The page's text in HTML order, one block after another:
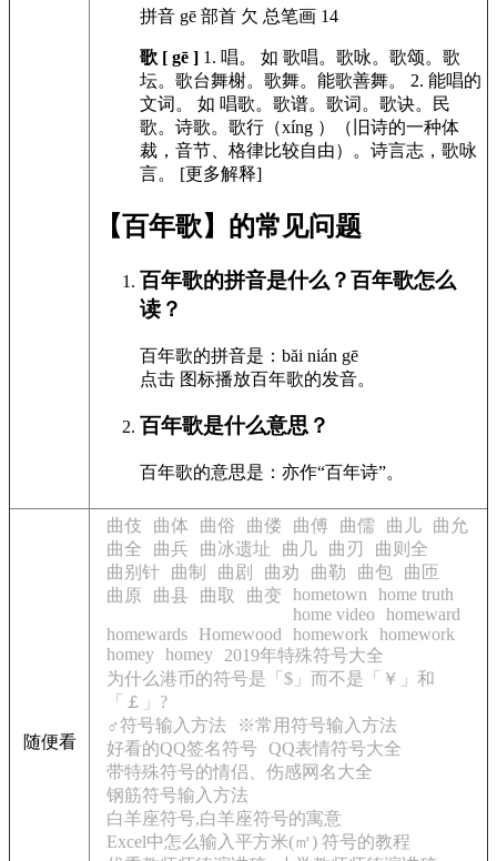
拼音 gē 部首 欠 总笔画 14
歌 [ gē ] 1. 唱。 如 歌唱。歌咏。歌颂。歌
坛。歌台舞榭。歌舞。能歌善舞。
2. 能唱的
文词。 如 唱歌。歌谱。歌词。歌诀。民
歌。诗歌。歌行（xíng ）（旧诗的一种体
裁，音节、格律比较自由）。诗言志，歌咏
言。
[更多解释]
【百年歌】的常见问题
百年歌的拼音是什么？百年歌怎么
读？
百年歌的拼音是：băi nián gē
点击 图标播放百年歌的发音。
百年歌是什么意思？
百年歌的意思是：亦作“百年诗”。
随便看
曲伎 曲体 曲俗 曲偻 曲傅 曲儒 曲儿
曲允
曲全
曲兵 曲冰遗址 曲几 曲刃
曲则全
曲别针
曲制 曲剧 曲劝 曲勒 曲包
曲匝
曲原
曲县 曲取 曲变 hometown
home truth
home video homeward
homewards
Homewood homework
homework
homey homey
2019年特殊符号大全
为什么港币的符号是「$」而不是「￥」和
「￡」?
♂符号输入方法
※常用符号输入方法
好看的QQ签名符号 QQ表情符号大全
带特殊符号的情侣、伤感网名大全
钢筋符号输入方法
白羊座符号,白羊座符号的寓意
Excel中怎么输入平方米(㎡) 符号的教程